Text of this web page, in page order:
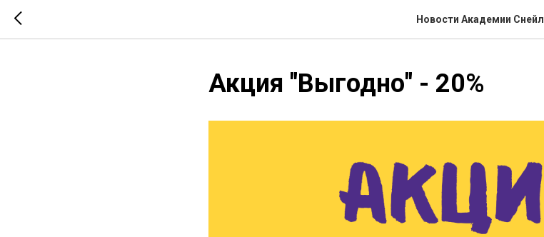
Новости Академии Снейл
Акция "Выгодно" - 20%